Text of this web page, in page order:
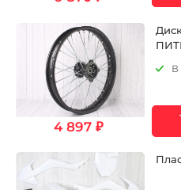
4 897 ₽
В